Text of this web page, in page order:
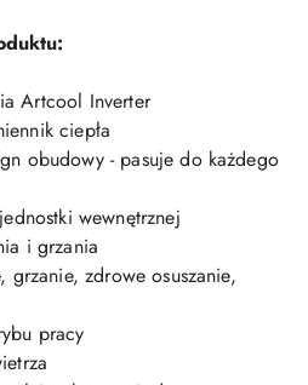
Artcool Inverter
ciepła
obudowy - pasuje do każdego
wewnętrznej
i grzania
zdrowe osuszanie,
pracy